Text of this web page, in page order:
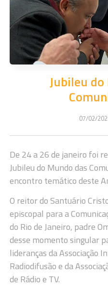
Jubileu
07/02/
De 24 a 26 de janeiro foi
Jubileu do Mundo das
encontro temático deste
O reitor do Santuário
episcopal para a
do Rio de Janeiro, padre
desse momento singular
lideranças da Associação
Radiodifusão e da
de Rádio e TV.